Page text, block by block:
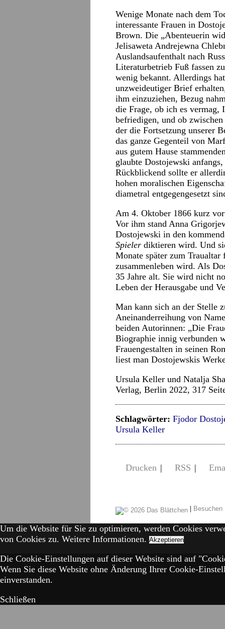
Wenige Monate nach dem
interessante Frauen in
Brown. Die „Abenteuerin
Jelisaweta Andrejewna
Auslandsaufenthalt nach
Literaturbetrieb Fuß fassen
wenig bekannt. Allerdings
unzweideutiger Brief
ihm einzuziehen, Bezug
die Frage, ob ich es vermag,
befriedigen, und ob
der die Fortsetzung unserer
das ganze Gegenteil von
aus gutem Hause
glaubte Dostojewski
Rückblickend sollte er
hohen moralischen
diametral entgegengesetzt
Am 4. Oktober 1866 kurz
Vor ihm stand Anna
Dostojewski in den
Spieler diktieren wird. Und
Monate später zum
zusammenleben wird. Als
35 Jahre alt. Sie wird nicht
Leben der Herausgabe und
Man kann sich an der Stelle
Aneinanderreihung von
beiden Autorinnen: „Die
Biographie innig verbunden
Frauengestalten in seinen
liest man Dostojewskis
Ursula Keller und Natalja
Verlag, Berlin 2022, 317
Schlagwörter: Fjodor
Ursula Keller
Drucken | RSS |
|
Um die Website für Sie zu optimieren, werden Cookies
von Cookies zu. Weitere Informationen. Akzeptieren
Die Cookie-Einstellungen auf dieser Website sind auf
Wenn Sie diese Website ohne Änderung Ihrer Cookie-
einverstanden.
Schließen